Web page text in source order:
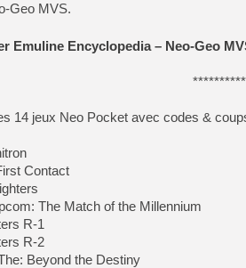
Geo MVS.
Emuline Encyclopedia – Neo-Geo
14 jeux Neo Pocket avec codes &
Contact
The Match of the Millennium
R-1
R-2
Beyond the Destiny